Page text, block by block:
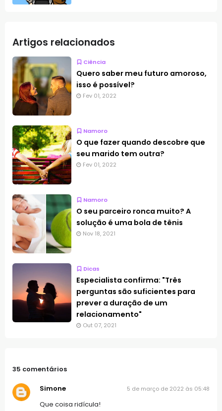
Artigos relacionados
Ciência
Quero saber meu futuro amoroso,
isso é possível?
Fev 01, 2022
Namoro
O que fazer quando descobre que
seu marido tem outra?
Fev 01, 2022
Namoro
O seu parceiro ronca muito? A
solução é uma bola de tênis
Nov 18, 2021
Dicas
Especialista confirma: "Três
perguntas são suficientes para
prever a duração de um
relacionamento"
Out 07, 2021
35 comentários
Simone 5 de março de 2022 às 05:48
Que coisa ridícula!